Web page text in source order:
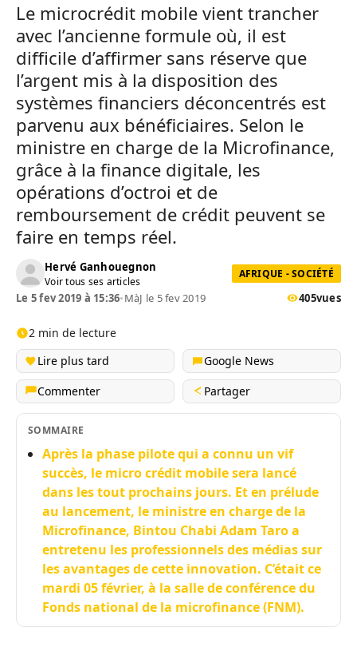
Le microcrédit mobile vient trancher
avec l’ancienne formule où, il est
difficile d’affirmer sans réserve que
l’argent mis à la disposition des
systèmes financiers déconcentrés est
parvenu aux bénéficiaires. Selon le
ministre en charge de la Microfinance,
grâce à la finance digitale, les
opérations d’octroi et de
remboursement de crédit peuvent se
faire en temps réel.
Hervé Ganhouegnon
Voir tous ses articles
AFRIQUE - SOCIÉTÉ
Le 5 fev 2019 à 15:36•MàJ le 5 fev 2019 405vues
2 min de lecture
Lire plus tard
Google News
Commenter
Partager
SOMMAIRE
Après la phase pilote qui a connu un vif
succès, le micro crédit mobile sera lancé
dans les tout prochains jours. Et en prélude
au lancement, le ministre en charge de la
Microfinance, Bintou Chabi Adam Taro a
entretenu les professionnels des médias sur
les avantages de cette innovation. C’était ce
mardi 05 février, à la salle de conférence du
Fonds national de la microfinance (FNM).